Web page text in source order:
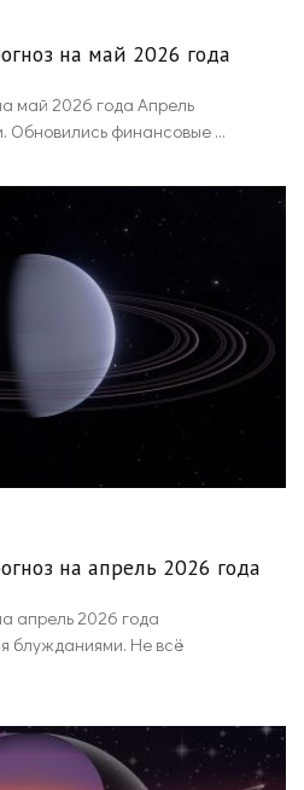
на май 2026 года
май 2026 года Апрель
Обновились финансовые ...
на апрель 2026 года
апрель 2026 года
блужданиями. Не всё